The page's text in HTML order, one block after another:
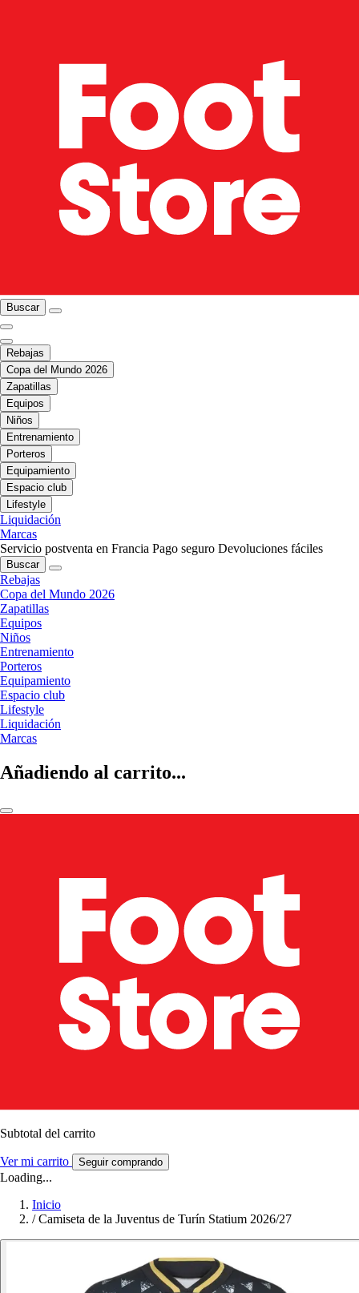
Buscar
Rebajas
Copa del Mundo 2026
Zapatillas
Equipos
Niños
Entrenamiento
Porteros
Equipamiento
Espacio club
Lifestyle
Liquidación
Marcas
Servicio postventa en Francia Pago seguro Devoluciones fáciles
Buscar
Rebajas
Copa del Mundo 2026
Zapatillas
Equipos
Niños
Entrenamiento
Porteros
Equipamiento
Espacio club
Lifestyle
Liquidación
Marcas
Añadiendo al carrito...
Subtotal del carrito
Ver mi carrito Seguir comprando
Loading...
Inicio
/ Camiseta de la Juventus de Turín Statium 2026/27